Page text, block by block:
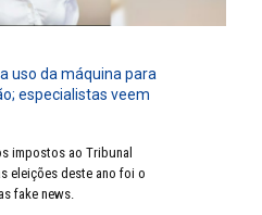
uso da máquina para
especialistas veem
impostos ao Tribunal
eleições deste ano foi o
fake news.